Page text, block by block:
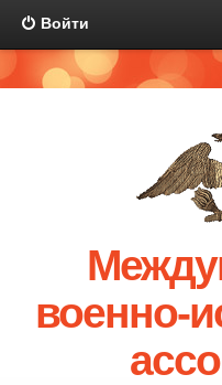
Войти
военно-